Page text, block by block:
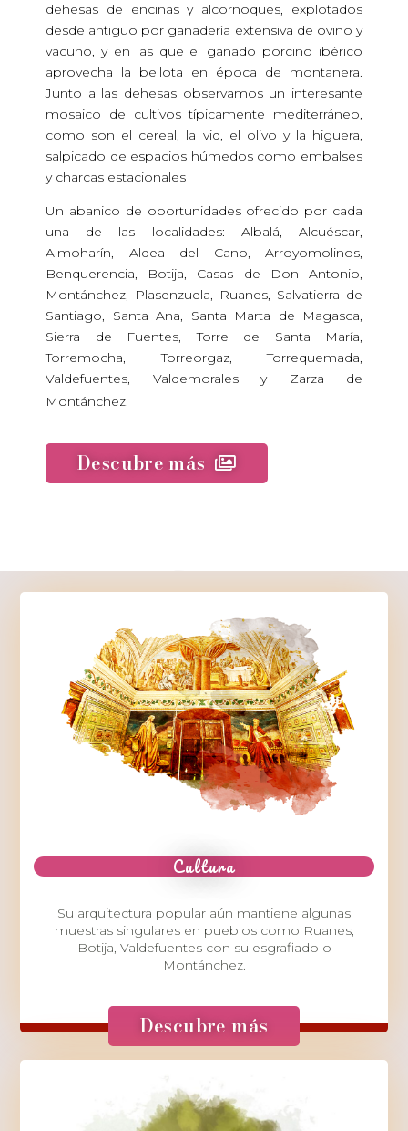
dehesas de encinas y alcornoques, explotados
desde antiguo por ganadería extensiva de ovino y
vacuno, y en las que el ganado porcino ibérico
aprovecha la bellota en época de montanera.
Junto a las dehesas observamos un interesante
mosaico de cultivos típicamente mediterráneo,
como son el cereal, la vid, el olivo y la higuera,
salpicado de espacios húmedos como embalses
y charcas estacionales
Un abanico de oportunidades ofrecido por cada
una de las localidades: Albalá, Alcuéscar,
Almoharín, Aldea del Cano, Arroyomolinos,
Benquerencia, Botija, Casas de Don Antonio,
Montánchez, Plasenzuela, Ruanes, Salvatierra de
Santiago, Santa Ana, Santa Marta de Magasca,
Sierra de Fuentes, Torre de Santa María,
Torremocha, Torreorgaz, Torrequemada,
Valdefuentes, Valdemorales y Zarza de
Montánchez.
Descubre más
Cultura
Su arquitectura popular aún mantiene algunas
muestras singulares en pueblos como Ruanes,
Botija, Valdefuentes con su esgrafiado o
Montánchez.
Descubre más